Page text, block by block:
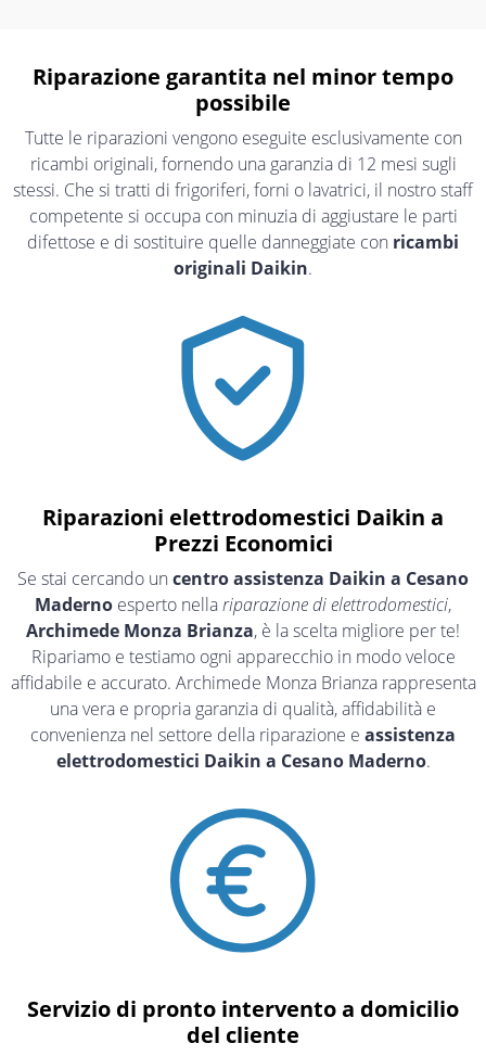
Riparazione garantita nel minor tempo
possibile
Tutte le riparazioni vengono eseguite esclusivamente con
ricambi originali, fornendo una garanzia di 12 mesi sugli
stessi. Che si tratti di frigoriferi, forni o lavatrici, il nostro staff
competente si occupa con minuzia di aggiustare le parti
difettose e di sostituire quelle danneggiate con ricambi
originali Daikin.
Riparazioni elettrodomestici Daikin a
Prezzi Economici
Se stai cercando un centro assistenza Daikin a Cesano
Maderno esperto nellariparazione di elettrodomestici,
Archimede Monza Brianza, è la scelta migliore per te!
Ripariamo e testiamo ogni apparecchio in modo veloce
affidabile e accurato. Archimede Monza Brianza rappresenta
una vera e propria garanzia di qualità, affidabilità e
convenienza nel settore della riparazione e assistenza
elettrodomestici Daikin a Cesano Maderno.
Servizio di pronto intervento a domicilio
del cliente